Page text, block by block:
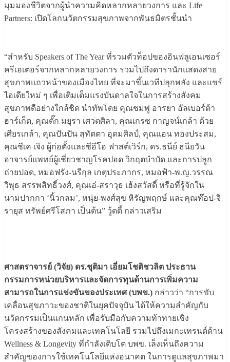
มุมมองชีวิตจากผู้นำความคิดหลากหลายวงการ และ Life
Partners: เปิดโลกนวัตกรรมสุขภาพจากพันธมิตรชั้นนำ
“สำหรับ Speakers of The Year ที่รวมตัวท็อปของอินฟลูเอนเซอร์
ครีเอเตอร์จากหลากหลายวงการ รวมไปถึงดารานักแสดงสาย
สุขภาพแถวหน้าของเมืองไทย ที่จะมาขึ้นเวทีปลุกพลัง และแชร์
ไอเดียใหม่ ๆ เพื่อเติมเต็มแรงบันดาลใจในการสร้างสังคม
สุขภาพดีอย่างใกล้ชิด นำทัพโดย คุณชมพู่ อารยา อัลเบอร์ต้า
ฮาร์เก็ต, คุณตั๊ก มยุรา เศวตศิลา, คุณเกรซ กาญจน์เกล้า ด้วย
เศียรเกล้า, คุณปันปัน สุทัตตา อุดมศิลป์, คุณแอน ทองประสม,
คุณซีเค เจิง ผู้ก่อตั้งและซีอีโอ ฟาสต์เวิร์ก, ดร.ธนีย์ ธนียวัน
อาจารย์แพทย์ผู้เชี่ยวชาญโรคปอด วิกฤตบำบัด และการปลูก
ถ่ายปอด, หมอฟรัง-นรีกุล เกตุประภากร, หมอฟ้า-พ.ญ.วรรณ
วิพุธ สรรพสิทธิ์วงศ์, คุณเอ๋-สราวุธ เฮ้งสวัสดิ์ หรือที่รู้จักใน
นามปากกา ‘นิ้วกลม’, หนุ่ย-พงศ์สุข หิรัญพฤกษ์ และคุณท๊อป-จิ
รายุส ทรัพย์ศรีโสภา เป็นต้น” วู้ดดี้ กล่าวเสริม
ศาสตราจารย์ (วิจัย) ดร.ชุติมา เอี่ยมโชติชวลิต ประธาน
กรรมการหน่วยบริหารและจัดการทุนด้านการเพิ่มความ
สามารถในการแข่งขันของประเทศ (บพข.) กล่าวว่า “การขับ
เคลื่อนสุขภาวะของชาติในยุคปัจจุบัน ได้ให้ความสำคัญกับ
นวัตกรรมเป็นแกนหลัก เพื่อรับมือกับความท้าทายเชิง
โครงสร้างของสังคมและเทคโนโลยี รวมไปถึงเมกะเทรนด์ด้าน
Wellness & Longevity ที่กำลังเติบโต บพข. เล็งเห็นถึงความ
สำคัญของการใช้เทคโนโลยีแห่งอนาคต ในการดูแลสุขภาพมา